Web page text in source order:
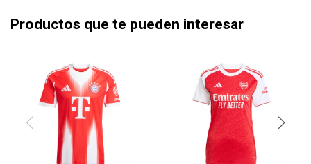
Productos que te pueden interesar